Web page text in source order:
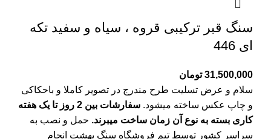
سنگ قبر ترکیبی قروه ، سیاه و سفید تکه
ای 446
31,500,000 تومان
سلام و عرض تسلیت طرح مندرج در تصویر کاملا و باحکاکی
و چاپ عکس ساخته میشود.
سفارشات بین 2 روز تا یک هفته
کاری بسته به نوع آن زمان ساخت میبرند. حمل و نصب به
سراسر کشور توسط تیم فروشگاه سنگ بهشت انجام